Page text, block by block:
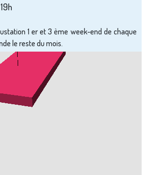
1 er et 3 ème week-end de chaque
le reste du mois.